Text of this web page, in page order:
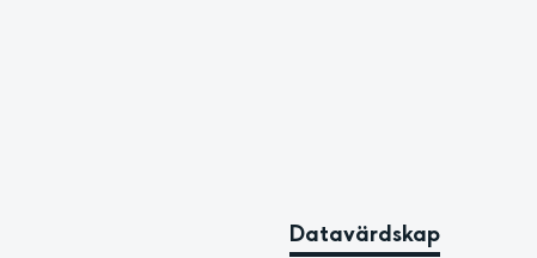
Datavärdskap